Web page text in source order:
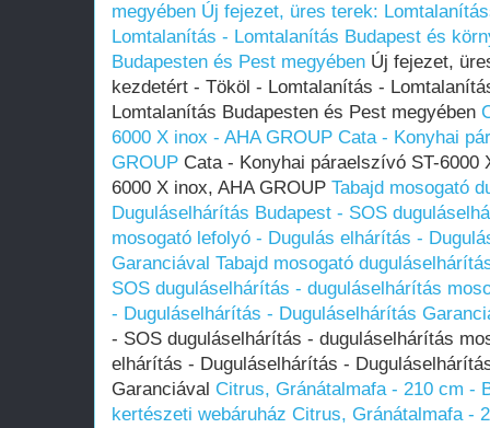
megyében Új fejezet, üres terek:
Lomtalanítás - Lomtalanítás Budapest és
Budapesten és Pest megyében Új fejezet,
kezdetért - Tököl - Lomtalanítás -
Lomtalanítás Budapesten és Pest megyében
6000 X inox - AHA GROUP Cata - Konyhai
GROUP Cata - Konyhai páraelszívó ST-6000
6000 X inox, AHA GROUP Tabajd mosogató
Duguláselhárítás Budapest - SOS
mosogató lefolyó - Dugulás elhárítás -
Garanciával Tabajd mosogató
SOS duguláselhárítás - duguláselhárítás
- Duguláselhárítás - Duguláselhárítás
- SOS duguláselhárítás - duguláselhárítás
elhárítás - Duguláselhárítás -
Garanciával Citrus, Gránátalmafa - 210 cm -
kertészeti webáruház Citrus, Gránátalmafa -